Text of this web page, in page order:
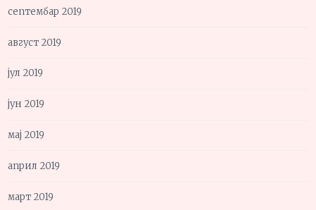
септембар 2019
август 2019
јул 2019
јун 2019
мај 2019
април 2019
март 2019